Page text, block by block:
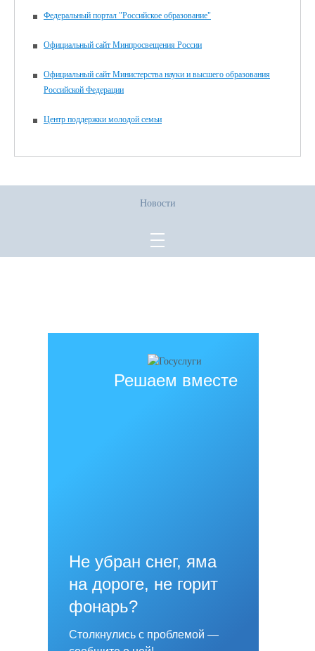
Федеральный портал "Российское образование"
Официальный сайт Минпросвещения России
Официальный сайт Министерства науки и высшего образования
Российской Федерации
Центр поддержки молодой семьи
Новости
Решаем вместе
Не убран снег, яма
на дороге, не горит
фонарь?
Столкнулись с проблемой —